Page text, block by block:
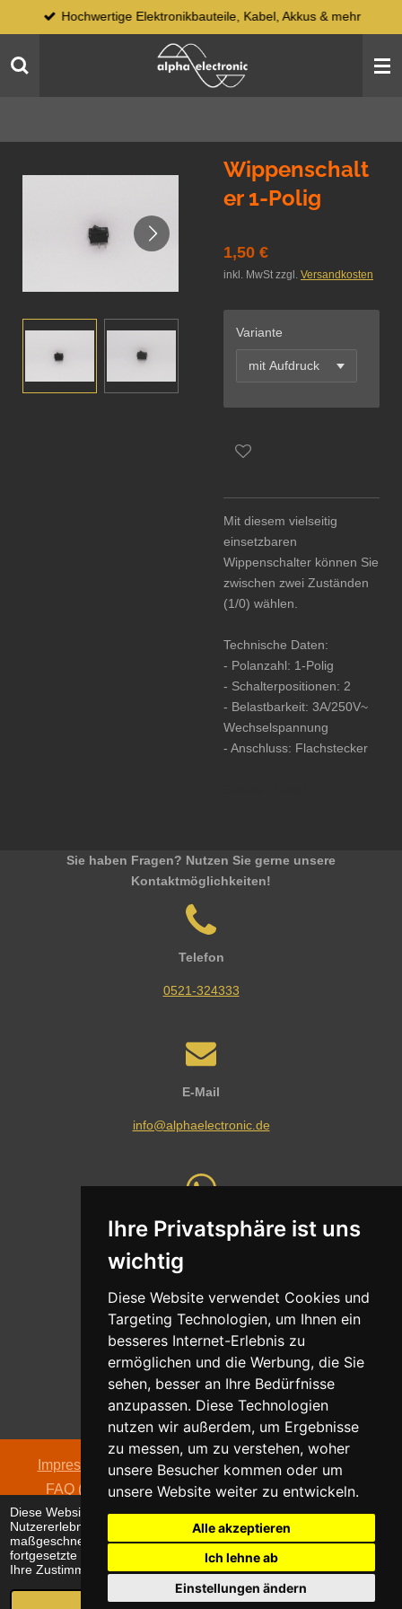
Diese Website verwendet Cookies, um Ihr
Nutzererlebnis zu verbessern und
maßgeschneiderte Anzeigen anzuzeigen. Die
fortgesetzte Nutzung dieser Website bestätigt
Ihre Zustimmung zur Verwendung von Cookies.
Ich stimme zu
Ihre Privatsphäre ist uns
wichtig
Diese Website verwendet Cookies und
Targeting Technologien, um Ihnen ein
besseres Internet-Erlebnis zu
ermöglichen und die Werbung, die Sie
sehen, besser an Ihre Bedürfnisse
anzupassen. Diese Technologien
nutzen wir außerdem, um Ergebnisse
zu messen, um zu verstehen, woher
unsere Besucher kommen oder um
unsere Website weiter zu entwickeln.
Alle akzeptieren
Ich lehne ab
Einstellungen ändern
Hauptinhalt
springen
Hochwertige Elektronikbauteile, Kabel, Akkus & mehr
Wippenschalt
er 1-Polig
1,50 €
inkl. MwSt zzgl. Versandkosten
Variante
Mit diesem vielseitig
einsetzbaren
Wippenschalter können Sie
zwischen zwei Zuständen
(1/0) wählen.
Technische Daten:
- Polanzahl: 1-Polig
- Schalterpositionen: 2
- Belastbarkeit: 3A/250V~
Wechselspannung
- Anschluss: Flachstecker
Sie haben Fragen? Nutzen Sie gerne unsere
Kontaktmöglichkeiten!
Telefon
0521-324333
E-Mail
info@alphaelectronic.de
Whatsapp
Nachricht senden
Adresse
Oldentruper Straße 104
33604 Bielefeld
Impressum |Datenschutzerklärung|AGB|Kontakt
FAQ (häufig gestellte Fragen)|Hinweispflicht zur
Batterieentsorgung
© 2026 alpha electronic